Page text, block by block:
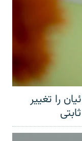
را تغییر